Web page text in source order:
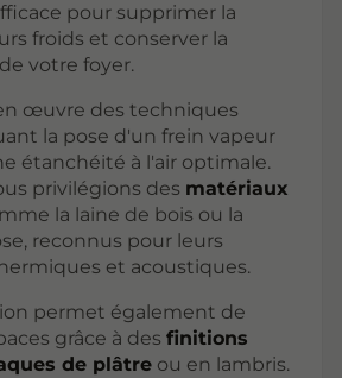
pour supprimer la
froids et conserver la
votre foyer.
œuvre des techniques
la pose d'un frein vapeur
étanchéité à l'air optimale.
privilégions des matériaux
la laine de bois ou la
reconnus pour leurs
et acoustiques.
permet également de
grâce à des finitions
de plâtre ou en lambris.